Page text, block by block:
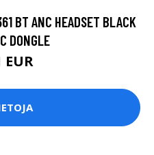
BT ANC HEADSET BLACK
DONGLE
EUR